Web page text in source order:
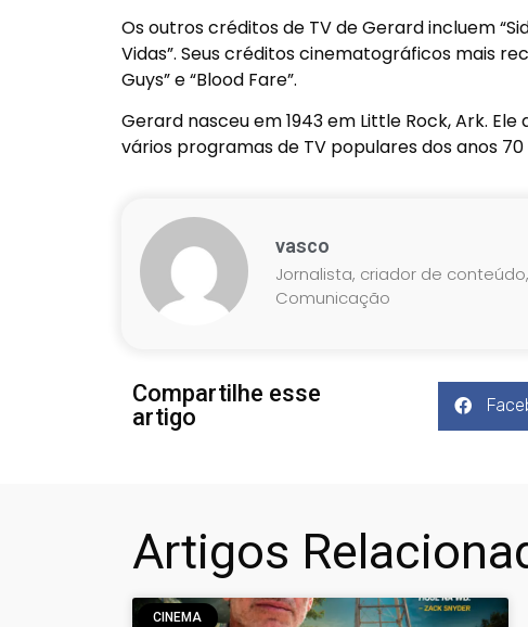
Os outros créditos de TV de Gerard incluem
Vidas”. Seus créditos cinematográficos mais
Guys” e “Blood Fare”.
Gerard nasceu em 1943 em Little Rock, Ark.
vários programas de TV populares dos anos
vasco
Jornalista, criador de
Comunicação
Compartilhe esse
artigo
Artigos
CINEMA